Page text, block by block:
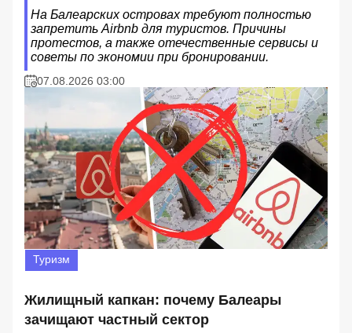
На Балеарских островах требуют полностью
запретить Airbnb для туристов. Причины
протестов, а также отечественные сервисы и
советы по экономии при бронировании.
07.08.2026 03:00
Туризм
Жилищный капкан: почему Балеары
зачищают частный сектор